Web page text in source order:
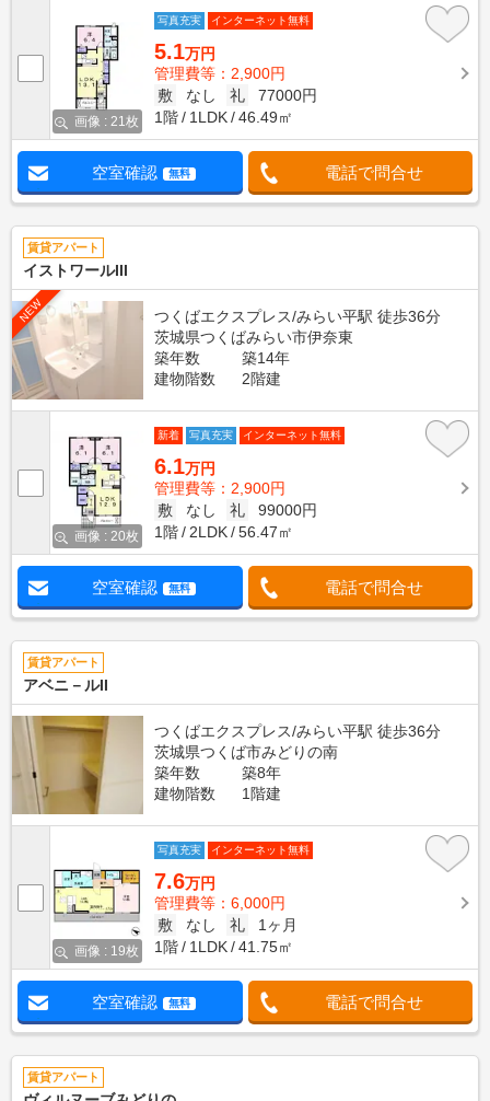
画像 : 21枚
写真充実 インターネット無料
5.1万円
管理費等：2,900円
敷
なし 礼
77000円
1階
1LDK 46.49㎡
空室確認 無料 電話で問合せ
賃貸アパート
イストワールIII
NEW
つくばエクスプレス/みらい平駅 徒歩36分
茨城県つくばみらい市伊奈東
築年数
築14年
建物階数
2階建
画像 : 20枚
新着 写真充実 インターネット無料
6.1万円
管理費等：2,900円
敷
なし 礼
99000円
1階
2LDK 56.47㎡
空室確認 無料 電話で問合せ
賃貸アパート
アベニ－ルII
つくばエクスプレス/みらい平駅 徒歩36分
茨城県つくば市みどりの南
築年数
築8年
建物階数
1階建
画像 : 19枚
写真充実 インターネット無料
7.6万円
管理費等：6,000円
敷
なし 礼
1ヶ月
1階
1LDK 41.75㎡
空室確認 無料 電話で問合せ
賃貸アパート